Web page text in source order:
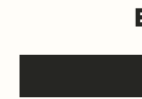
grâce à
Que vous